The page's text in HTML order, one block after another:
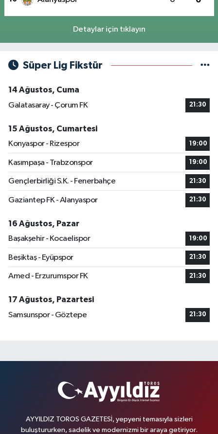
Detaylar için tıklayın
Süper Lig Fikstür
14 Ağustos, Cuma
Galatasaray - Çorum FK
21:30
15 Ağustos, Cumartesi
Konyaspor - Rizespor
19:00
Kasımpaşa - Trabzonspor 19:00
Gençlerbirliği S.K. - Fenerbahçe 21:30
Gaziantep FK - Alanyaspor 21:30
16 Ağustos, Pazar
Başakşehir - Kocaelispor
19:00
Beşiktaş - Eyüpspor 21:30
Amed - Erzurumspor FK 21:30
17 Ağustos, Pazartesi
Samsunspor - Göztepe
21:30
AYYILDIZ TOROS GAZETESİ, yepyeni temasıyla sizleri
buluştururken, sadelik ve modernizmi bir araya getiriyor.